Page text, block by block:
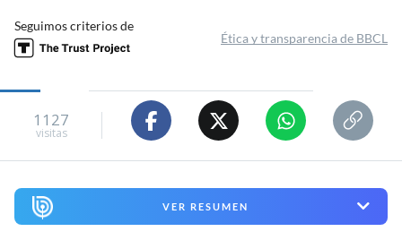
Seguimos criterios de
Ética y transparencia de BBCL
1127
visitas
VER RESUMEN